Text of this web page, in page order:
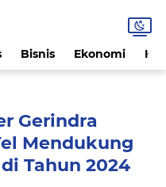
Bisnis Ekonomi
Gerindra
Mendukung
Tahun 2024